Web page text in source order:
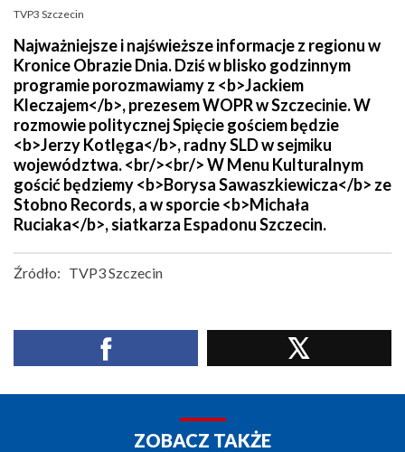
TVP3 Szczecin
Najważniejsze i najświeższe informacje z regionu w
Kronice Obrazie Dnia. Dziś w blisko godzinnym
programie porozmawiamy z <b>Jackiem
Kleczajem</b>, prezesem WOPR w Szczecinie. W
rozmowie politycznej Spięcie gościem będzie
<b>Jerzy Kotlęga</b>, radny SLD w sejmiku
województwa. <br/><br/> W Menu Kulturalnym
gościć będziemy <b>Borysa Sawaszkiewicza</b> ze
Stobno Records, a w sporcie <b>Michała
Ruciaka</b>, siatkarza Espadonu Szczecin.
Źródło: TVP3 Szczecin
ZOBACZ TAKŻE